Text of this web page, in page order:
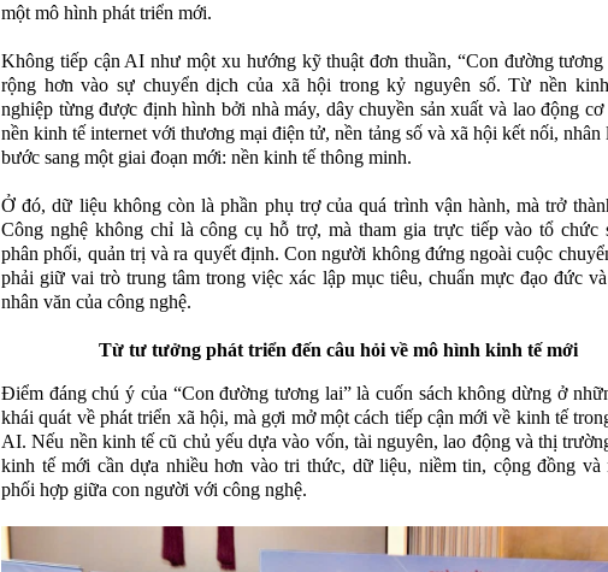
một mô hình phát triển mới.
Không tiếp cận AI như một xu hướng kỹ thuật đơn thuần, “Con đường
rộng hơn vào sự chuyển dịch của xã hội trong kỷ nguyên số. Từ nền
nghiệp từng được định hình bởi nhà máy, dây chuyền sản xuất và lao động
nền kinh tế internet với thương mại điện tử, nền tảng số và xã hội kết nối, nhân
bước sang một giai đoạn mới: nền kinh tế thông minh.
Ở đó, dữ liệu không còn là phần phụ trợ của quá trình vận hành, mà trở
Công nghệ không chỉ là công cụ hỗ trợ, mà tham gia trực tiếp vào tổ chức
phân phối, quản trị và ra quyết định. Con người không đứng ngoài cuộc
phải giữ vai trò trung tâm trong việc xác lập mục tiêu, chuẩn mực đạo đức
nhân văn của công nghệ.
Từ tư tưởng phát triển đến câu hỏi về mô hình kinh tế mới
Điểm đáng chú ý của “Con đường tương lai” là cuốn sách không dừng ở
khái quát về phát triển xã hội, mà gợi mở một cách tiếp cận mới về kinh tế
AI. Nếu nền kinh tế cũ chủ yếu dựa vào vốn, tài nguyên, lao động và thị
kinh tế mới cần dựa nhiều hơn vào tri thức, dữ liệu, niềm tin, cộng đồng và
phối hợp giữa con người với công nghệ.